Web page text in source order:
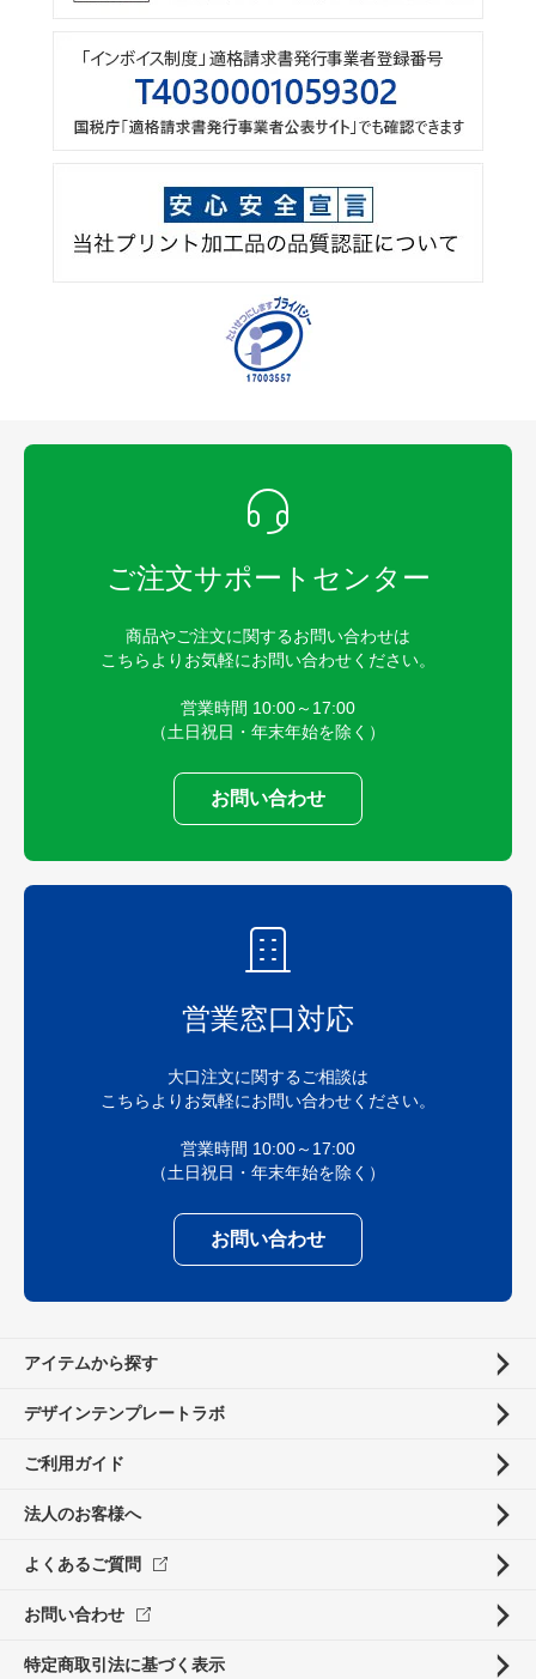
ご注文サポートセンター
商品やご注文に関するお問い合わせは
こちらよりお気軽にお問い合わせください。
営業時間 10:00～17:00
（土日祝日・年末年始を除く）
お問い合わせ
営業窓口対応
大口注文に関するご相談は
こちらよりお気軽にお問い合わせください。
営業時間 10:00～17:00
（土日祝日・年末年始を除く）
お問い合わせ
アイテムから探す
デザインテンプレートラボ
ご利用ガイド
法人のお客様へ
よくあるご質問
お問い合わせ
特定商取引法に基づく表示